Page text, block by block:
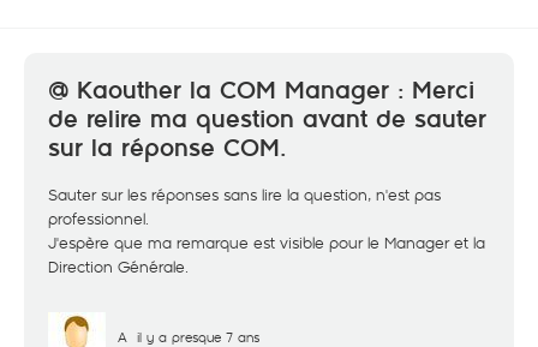
@ Kaouther la COM Manager : Merci
de relire ma question avant de sauter
sur la réponse COM.
Sauter sur les réponses sans lire la question, n'est pas
professionnel.
J'espère que ma remarque est visible pour le Manager et la
Direction Générale.
A il y a presque 7 ans